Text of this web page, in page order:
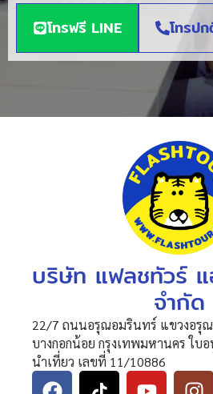
โทรฟรี LINE โทรป
บริษัท แฟลชทัวร์ แ
จำกัด
22/7 ถนนอรุณอมรินทร์ แขวงอรุ
บางกอกน้อย กรุงเทพมหานคร ใบ
นำเที่ยว เลขที่ 11/10886